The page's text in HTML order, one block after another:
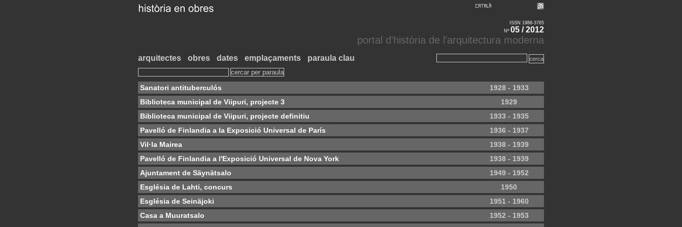
ISSN 1988-3765
Nº 05 / 2012
portal d'història de l'arquitectura moderna
arquitectes obres dates emplaçaments paraula clau
Sanatori antituberculós
1928 - 1933
Biblioteca municipal de Viipuri, projecte 3
1929
Biblioteca municipal de Viipuri, projecte definitiu
1933 - 1935
Pavelló de Finlandia a la Exposició Universal de París
1936 - 1937
Vil·la Mairea
1938 - 1939
Pavelló de Finlandia a l'Exposició Universal de Nova York
1938 - 1939
Ajuntament de Säynätsalo
1949 - 1952
Església de Lahti, concurs
1950
Església de Seinäjoki
1951 - 1960
Casa a Muuratsalo
1952 - 1953